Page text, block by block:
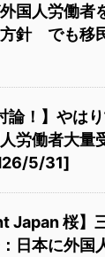
国人労働者
針 でも移
論！】やは
人労働者大量
5/31]
Japan 桜】
日本に外国